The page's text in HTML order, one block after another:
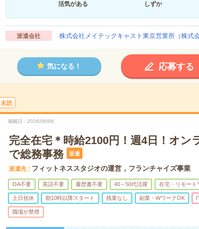
活気がある
しずか
派遣会社 株式会社メイテックキャスト東京営業所（株式
気になる！ 応募する
未読
掲載日 2026/08/08
完全在宅＊時給2100円！週4日！オ
で総務事務
派遣
派遣先 フィットネススタジオの運営，フランチャイズ事業
OA不要 英語不要 履歴書不要 40～50代活躍 在宅・リモート
土日祝休 朝10時以降スタート 残業なし 副業・WワークOK
職場が禁煙